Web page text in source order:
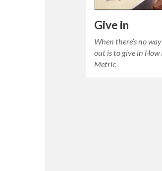
Give in
When there’s no
out is to give in
Metric